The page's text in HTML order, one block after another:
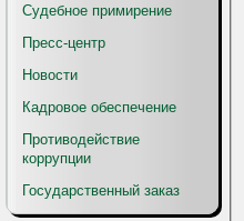
Судебное примирение
Пресс-центр
Новости
Кадровое обеспечение
Противодействие
коррупции
Государственный заказ